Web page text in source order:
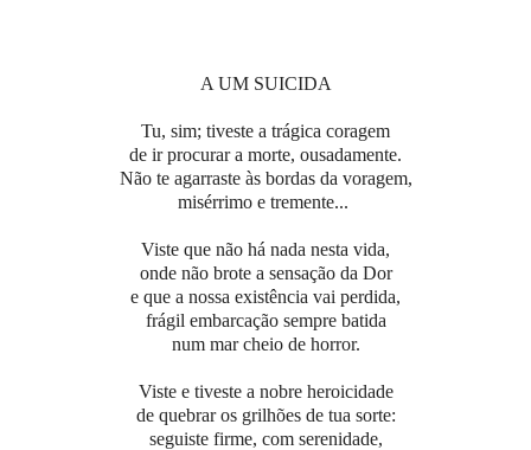
A UM SUICIDA
Tu, sim; tiveste a trágica coragem
de ir procurar a morte, ousadamente.
Não te agarraste às bordas da voragem,
misérrimo e tremente...
Viste que não há nada nesta vida,
onde não brote a sensação da Dor
e que a nossa existência vai perdida,
frágil embarcação sempre batida
num mar cheio de horror.
Viste e tiveste a nobre heroicidade
de quebrar os grilhões de tua sorte:
seguiste firme, com serenidade,